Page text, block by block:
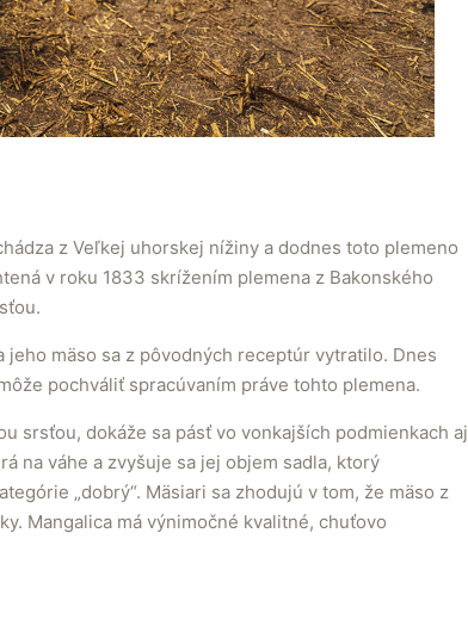
z Veľkej uhorskej nížiny a dodnes toto plemeno
v roku 1833 skrížením plemena z Bakonského
mäso sa z pôvodných receptúr vytratilo. Dnes
pochváliť spracúvaním práve tohto plemena.
srsťou, dokáže sa pásť vo vonkajších podmienkach aj
na váhe a zvyšuje sa jej objem sadla, ktorý
„dobrý“. Mäsiari sa zhodujú v tom, že mäso z
Mangalica má výnimočné kvalitné, chuťovo